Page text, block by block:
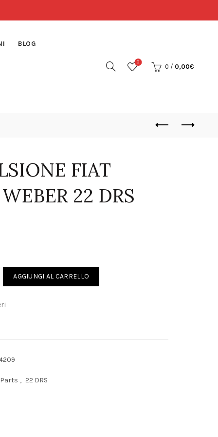
BLOG
0
0 / 0,00€
FIAT
22 DRS
AGGIUNGI AL CARRELLO
, 22 DRS